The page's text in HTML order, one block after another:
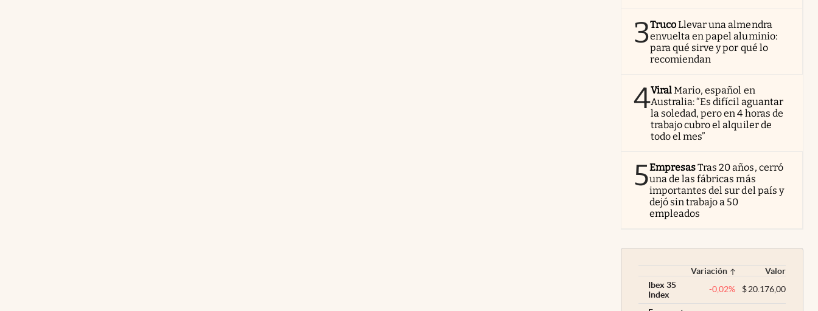
3TrucoLlevar una almendra
envuelta en papel aluminio:
para qué sirve y por qué lo
recomiendan
4ViralMario, español en
Australia: “Es difícil aguantar
la soledad, pero en 4 horas de
trabajo cubro el alquiler de
todo el mes”
5EmpresasTras 20 años, cerró
una de las fábricas más
importantes del sur del país y
dejó sin trabajo a 50
empleados
Variación
Valor
Ibex 35
Index
-0,02% $20.176,00